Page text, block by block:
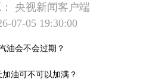
央视新闻客户端
07-05 19:30:00
油会不会过期？
加油可不可以加满？